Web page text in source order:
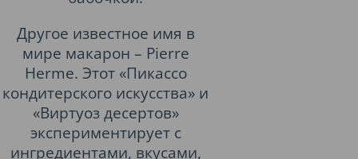
Другое известное имя в
мире макарон – Pierre
Hermе. Этот «Пикассо
кондитерского искусства» и
«Виртуоз десертов»
экспериментирует с
ингредиентами, вкусами,